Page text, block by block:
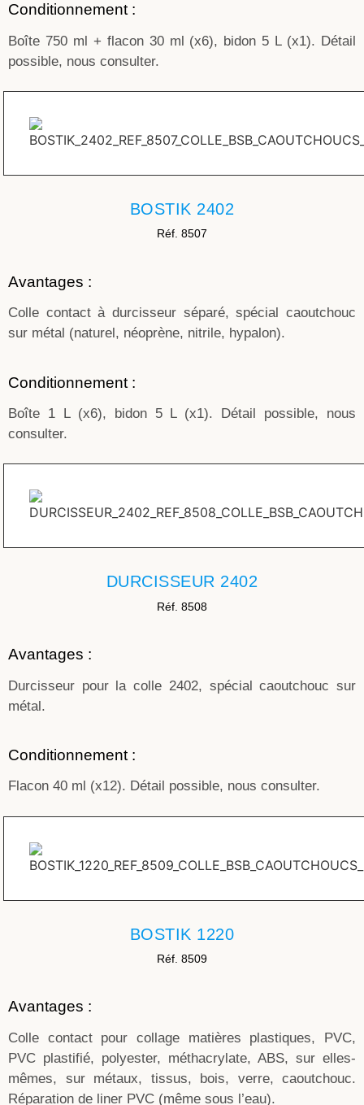
Conditionnement :
Boîte 750 ml + flacon 30 ml (x6), bidon 5 L (x1). Détail
possible, nous consulter.
BOSTIK 2402
Réf. 8507
Avantages :
Colle contact à durcisseur séparé, spécial caoutchouc
sur métal (naturel, néoprène, nitrile, hypalon).
Conditionnement :
Boîte 1 L (x6), bidon 5 L (x1). Détail possible, nous
consulter.
DURCISSEUR 2402
Réf. 8508
Avantages :
Durcisseur pour la colle 2402, spécial caoutchouc sur
métal.
Conditionnement :
Flacon 40 ml (x12). Détail possible, nous consulter.
BOSTIK 1220
Réf. 8509
Avantages :
Colle contact pour collage matières plastiques, PVC,
PVC plastifié, polyester, méthacrylate, ABS, sur elles-
mêmes, sur métaux, tissus, bois, verre, caoutchouc.
Réparation de liner PVC (même sous l’eau).